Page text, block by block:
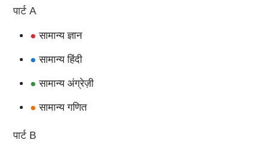
पार्ट A
● सामान्य ज्ञान
● सामान्य हिंदी
● सामान्य अंग्रेज़ी
● सामान्य गणित
पार्ट B